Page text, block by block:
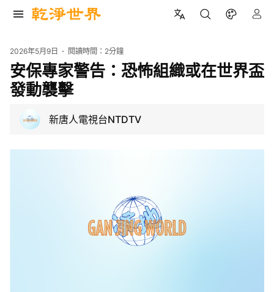
2026年5月9日 閱讀時間： 2分鐘
安保專家警告：恐怖組織或在世界盃
發動襲擊
新唐人電視台NTDTV